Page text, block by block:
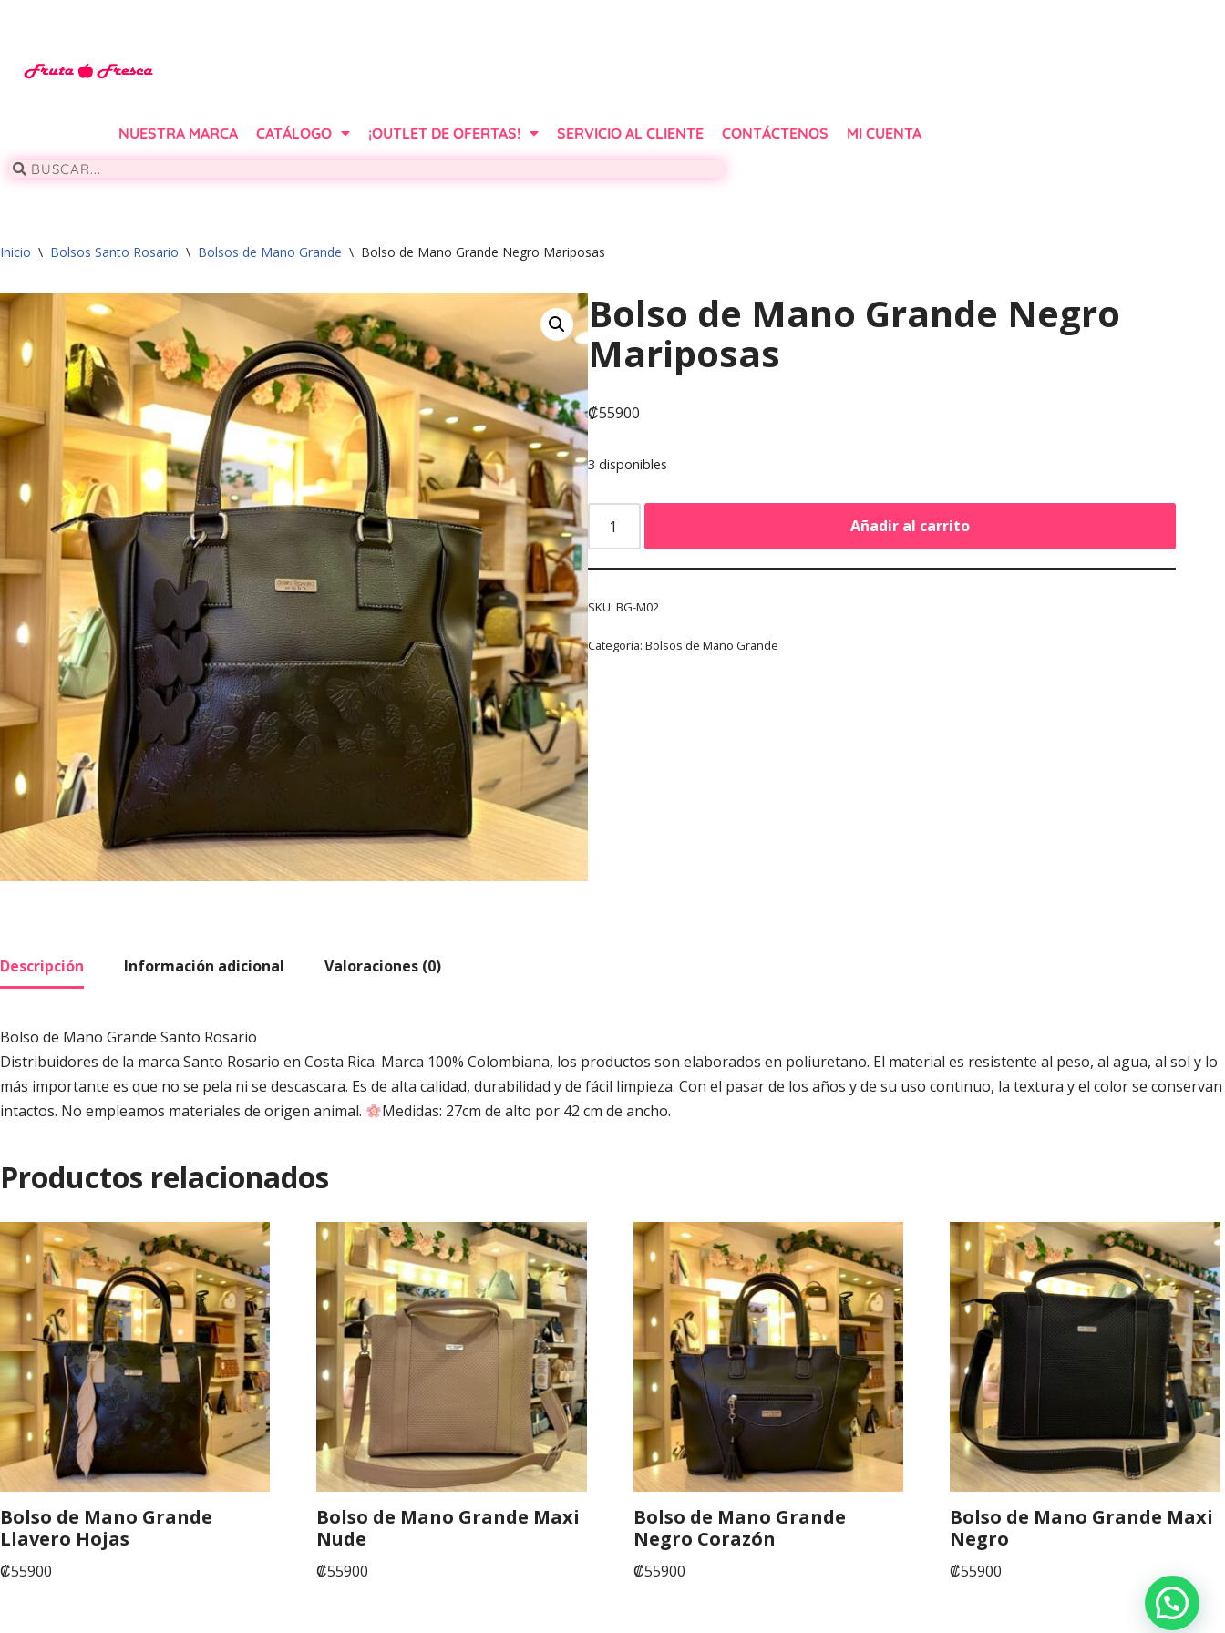
al
NUESTRA MARCA CATÁLOGO ¡OUTLET DE OFERTAS! SERVICIO AL CLIENTE CONTÁCTENOS MI CUENTA
Inicio \ Bolsos Santo Rosario \ Bolsos de Mano Grande \ Bolso de Mano Grande Negro Mariposas
Bolso de Mano Grande Negro
Mariposas
₡55900
3 disponibles
Añadir al carrito
SKU:BG-M02
Categoría:Bolsos de Mano Grande
Descripción Información adicional Valoraciones (0)
Bolso de Mano Grande Santo Rosario
Distribuidores de la marca Santo Rosario en Costa Rica. Marca 100% Colombiana, los productos son elaborados en poliuretano. El material es resistente al peso, al agua, al sol y lo
más importante es que no se pela ni se descascara. Es de alta calidad, durabilidad y de fácil limpieza. Con el pasar de los años y de su uso continuo, la textura y el color se conservan
intactos. No empleamos materiales de origen animal.
Medidas: 27cm de alto por 42 cm de ancho.
Productos relacionados
Bolso de Mano Grande
Llavero Hojas
₡55900
Bolso de Mano Grande Maxi
Nude
₡55900
Bolso de Mano Grande
Negro Corazón
₡55900
Bolso de Mano Grande Maxi
Negro
₡55900